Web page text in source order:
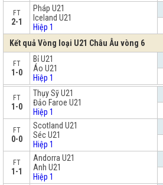
FT
2-1
Pháp U21
Iceland U21
Hiệp 1
Kết quả Vòng loại U21 Châu Âu vòng 6
FT
1-0
Bỉ U21
Áo U21
Hiệp 1
FT
1-0
Thụy Sỹ U21
Đảo Faroe U21
Hiệp 1
FT
0-0
Scotland U21
Séc U21
Hiệp 1
FT
1-1
Andorra U21
Anh U21
Hiệp 1